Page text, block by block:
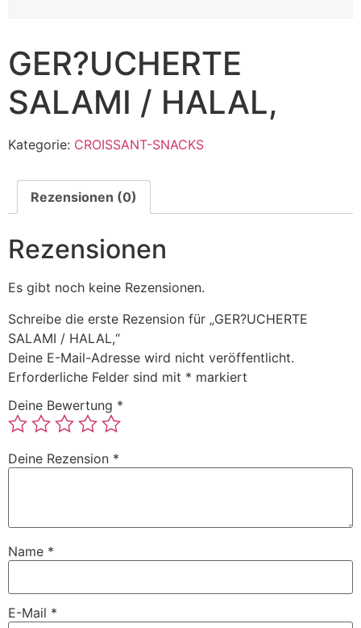
GER?UCHERTE
SALAMI / HALAL,
Kategorie: CROISSANT-SNACKS
Rezensionen (0)
Rezensionen
Es gibt noch keine Rezensionen.
Schreibe die erste Rezension für „GER?UCHERTE
SALAMI / HALAL,“
Deine E-Mail-Adresse wird nicht veröffentlicht.
Erforderliche Felder sind mit * markiert
Deine Bewertung *
Deine Rezension *
Name *
E-Mail *